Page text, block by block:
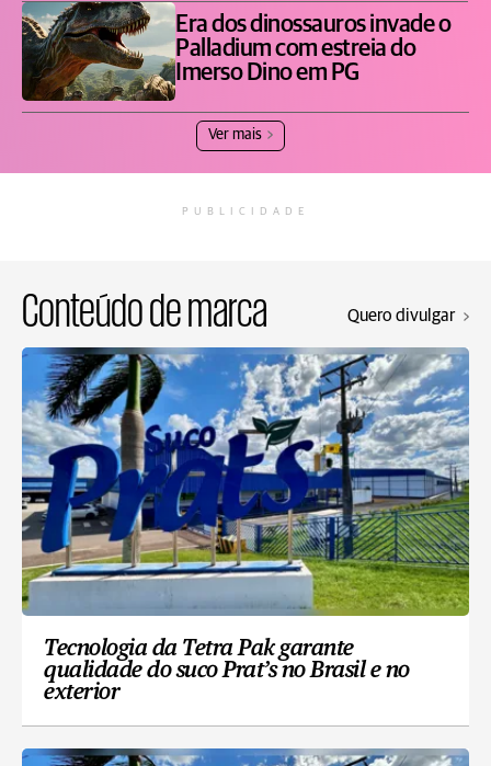
Era dos dinossauros invade o
Palladium com estreia do
Imerso Dino em PG
Ver mais
PUBLICIDADE
Conteúdo de marca Quero divulgar
Tecnologia da Tetra Pak garante
qualidade do suco Prat’s no Brasil e no
exterior